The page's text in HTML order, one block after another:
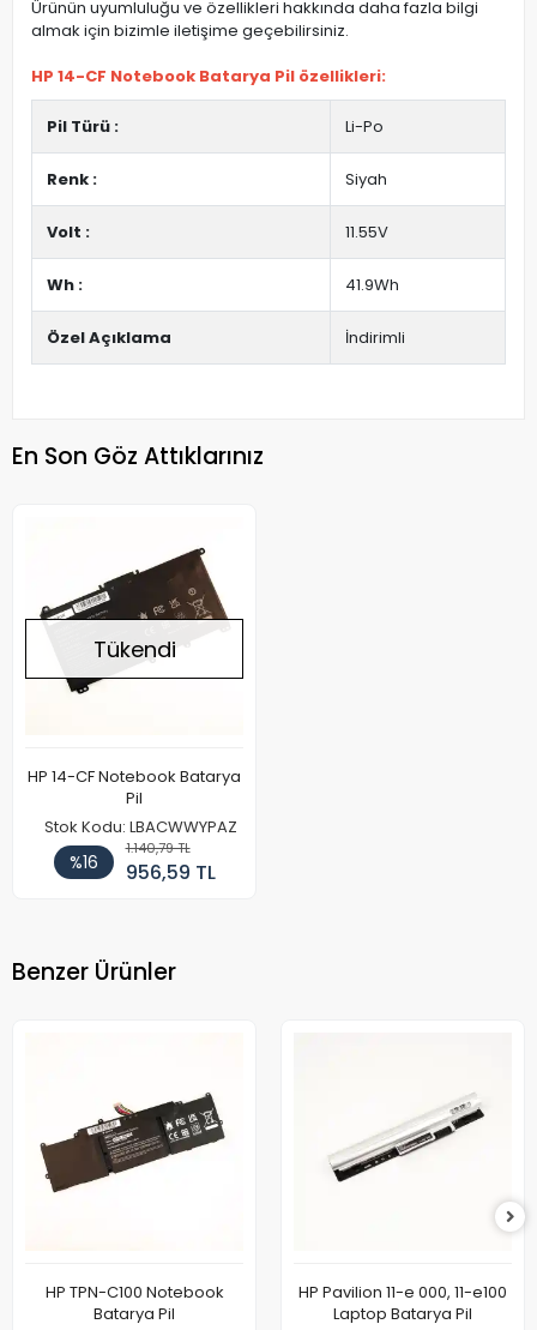
Ürünün uyumluluğu ve özellikleri hakkında daha fazla bilgi
almak için bizimle iletişime geçebilirsiniz.
HP 14-CF Notebook Batarya Pil özellikleri:
Pil Türü : Li-Po
Renk : Siyah
Volt : 11.55V
Wh : 41.9Wh
Özel Açıklama İndirimli
En Son Göz Attıklarınız
Tükendi
HP 14-CF Notebook Batarya
Pil
Stok Kodu: LBACWWYPAZ
%16
1.140,79 TL
956,59 TL
Benzer Ürünler
HP TPN-C100 Notebook
Batarya Pil
HP Pavilion 11-e 000, 11-e100
Laptop Batarya Pil